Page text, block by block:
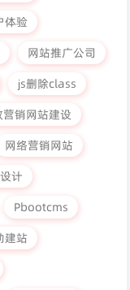
体验
网站推广公司
js删除class
营销网站建设
网络营销网站
计
Pbootcms
建站